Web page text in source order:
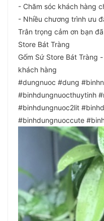
- Chăm sóc khách hàng
- Nhiều chương trình ưu
Trân trọng cảm ơn bạn
Store Bát Tràng
Gốm Sứ Store Bát Tràng
khách hàng
#dungnuoc #dung
#binhdungnuocthuytinh
#binhdungnuoc2lit
#binhdungnuoccute